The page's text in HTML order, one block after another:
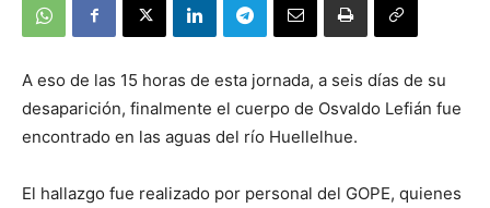
A eso de las 15 horas de esta jornada, a seis días de su
desaparición, finalmente el cuerpo de Osvaldo Lefián fue
encontrado en las aguas del río Huellelhue.
El hallazgo fue realizado por personal del GOPE, quienes